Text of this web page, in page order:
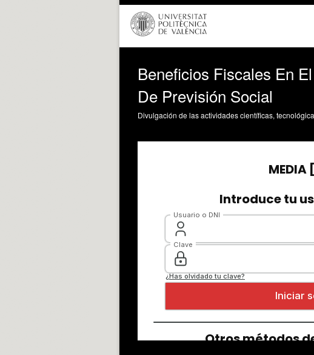
Beneficios Fiscales En
De Previsión Social
Divulgación de las actividades científicas,